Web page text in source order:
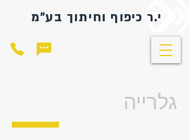
י.ר כיפוף וחיתוך בע"מ
גלרייה